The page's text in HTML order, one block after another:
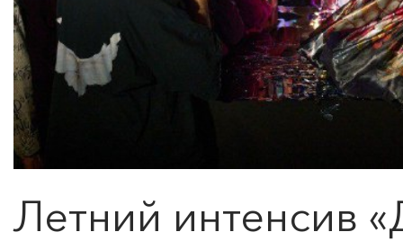
Летний интенсив